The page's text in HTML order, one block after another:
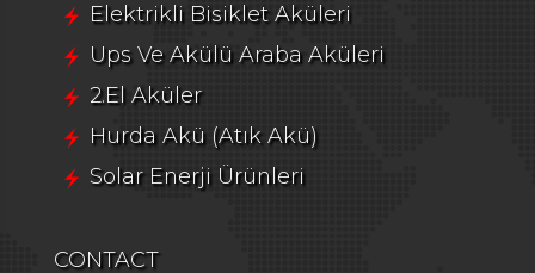
Elektrikli Bisiklet Aküleri
Ups Ve Akülü Araba Aküleri
2.El Aküler
Hurda Akü (Atık Akü)
Solar Enerji Ürünleri
CONTACT